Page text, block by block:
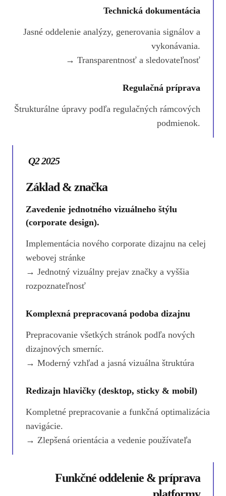
Technická dokumentácia
Jasné oddelenie analýzy, generovania signálov a
vykonávania.
→ Transparentnosť a sledovateľnosť
Regulačná príprava
Štrukturálne úpravy podľa regulačných rámcových
podmienok.
Q2 2025
Základ & značka
Zavedenie jednotného vizuálneho štýlu
(corporate design).
Implementácia nového corporate dizajnu na celej
webovej stránke
→ Jednotný vizuálny prejav značky a vyššia
rozpoznateľnosť
Komplexná prepracovaná podoba dizajnu
Prepracovanie všetkých stránok podľa nových
dizajnových smerníc.
→ Moderný vzhľad a jasná vizuálna štruktúra
Redizajn hlavičky (desktop, sticky & mobil)
Kompletné prepracovanie a funkčná optimalizácia
navigácie.
→ Zlepšená orientácia a vedenie používateľa
Funkčné oddelenie & príprava